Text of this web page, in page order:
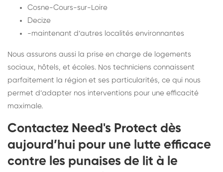
Cosne-Cours-sur-Loire
Decize
-maintenant d’autres localités environnantes
Nous assurons aussi la prise en charge de logements
sociaux, hôtels, et écoles. Nos techniciens connaissent
parfaitement la région et ses particularités, ce qui nous
permet d’adapter nos interventions pour une efficacité
maximale.
Contactez Need's Protect dès
aujourd’hui pour une lutte efficace
contre les punaises de lit à le